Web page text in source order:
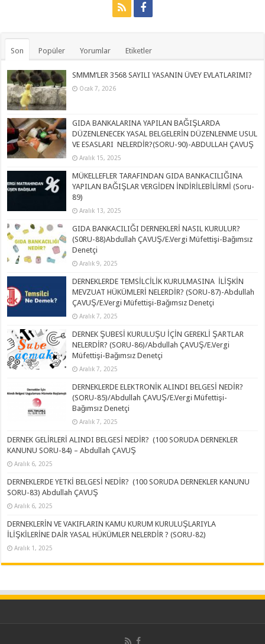
Son Popüler Yorumlar Etiketler
SMMM’LER 3568 SAYILI YASANIN ÜVEY EVLATLARIMI?
Ocak 7, 2026
GIDA BANKALARINA YAPILAN BAĞIŞLARDA
DÜZENLENECEK YASAL BELGELERİN DÜZENLENME USUL
VE ESASLARI NELERDİR?(SORU-90)-ABDULLAH ÇAVUŞ
Aralık 15, 2025
MÜKELLEFLER TARAFINDAN GIDA BANKACILIĞINA
YAPILAN BAĞIŞLAR VERGİDEN İNDİRİLEBİLİRMİ (Soru-
89)
Aralık 13, 2025
GIDA BANKACILIĞI DERNEKLERİ NASIL KURULUR?
(S0RU-88)Abdullah ÇAVUŞ/E.Vergi Müfettişi-Bağımsız
Denetçi
Aralık 9, 2025
DERNEKLERDE TEMSİLCİLİK KURULMASINA İLİŞKİN
MEVZUAT HÜKÜMLERİ NELERDİR? (SORU-87)-Abdullah
ÇAVUŞ/E.Vergi Müfettişi-Bağımsız Denetçi
Aralık 7, 2025
DERNEK ŞUBESİ KURULUŞU İÇİN GEREKLİ ŞARTLAR
NELERDİR? (SORU-86)/Abdullah ÇAVUŞ/E.Vergi
Müfettişi-Bağımsız Denetçi
Aralık 7, 2025
DERNEKLERDE ELEKTRONİK ALINDI BELGESİ NEDİR?
(SORU-85)/Abdullah ÇAVUŞ/E.Vergi Müfettişi-
Bağımsız Denetçi
Aralık 7, 2025
DERNEK GELİRLERİ ALINDI BELGESİ NEDİR? (100 SORUDA DERNEKLER
KANUNU SORU-84) – Abdullah ÇAVUŞ
Aralık 6, 2025
DERNEKLERDE YETKİ BELGESİ NEDİR? (100 SORUDA DERNEKLER KANUNU
SORU-83) Abdullah ÇAVUŞ
Aralık 6, 2025
DERNEKLERİN VE VAKIFLARIN KAMU KURUM KURULUŞLARIYLA
İLİŞKİLERİNE DAİR YASAL HÜKÜMLER NELERDİR ? (SORU-82)
Aralık 1, 2025